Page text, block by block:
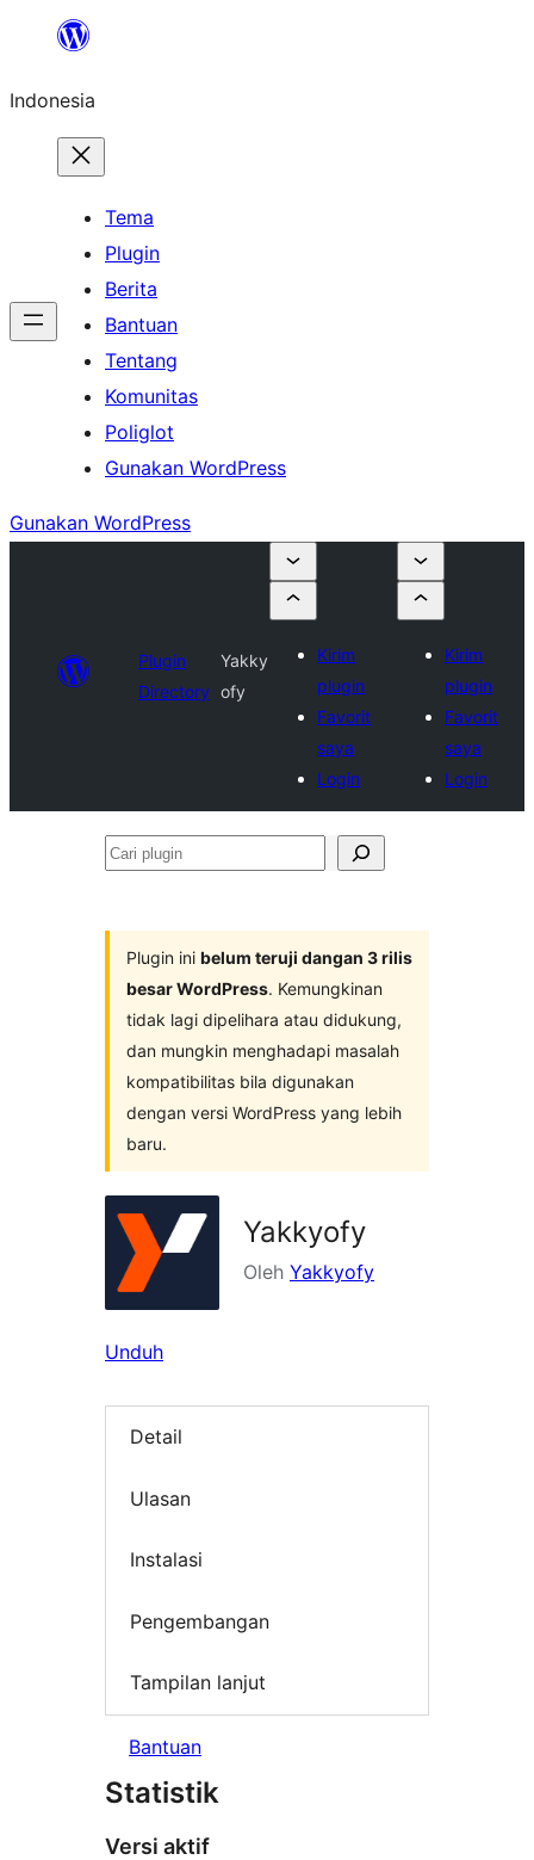
Lewati
konten
Indonesia
Tema
Plugin
Berita
Bantuan
Tentang
Komunitas
Poliglot
Gunakan WordPress
Gunakan WordPress
Plugin
Directory
Yakky
ofy
Kirim
plugin
Favorit
saya
Login
Kirim
plugin
Favorit
saya
Login
Cari
Plugin ini belum teruji dangan 3 rilis
besar WordPress. Kemungkinan
tidak lagi dipelihara atau didukung,
dan mungkin menghadapi masalah
kompatibilitas bila digunakan
dengan versi WordPress yang lebih
baru.
Yakkyofy
Oleh Yakkyofy
Unduh
Detail
Ulasan
Instalasi
Pengembangan
Tampilan lanjut
Bantuan
Statistik
Versi aktif